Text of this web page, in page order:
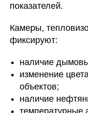
показателей.
Камеры,
фиксируют:
наличие
изменение
объектов;
наличие
температурные